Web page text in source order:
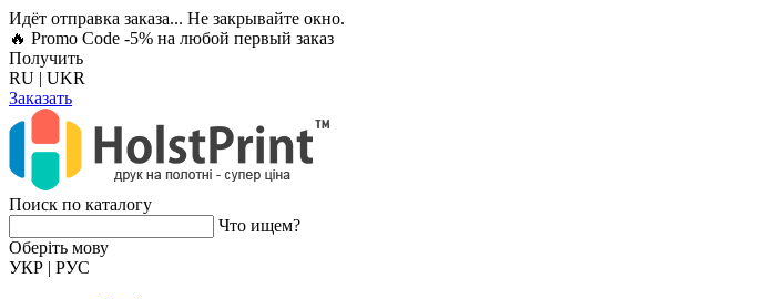
Идёт отправка заказа... Не закрывайте окно.
🔥 Promo Code -5% на любой первый заказ
Получить
RU | UKR
Заказать
Поиск по каталогу
Что ищем?
Оберiть мову
УКР | РУС